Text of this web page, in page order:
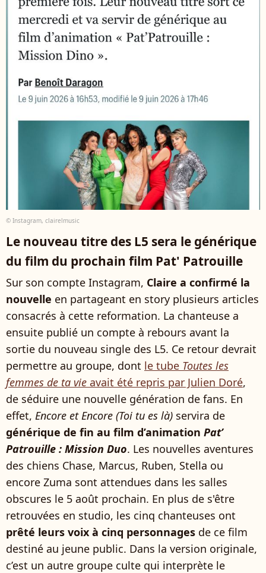
© Instagram, clairelmusic
Le nouveau titre des L5 sera le générique
du film du prochain film Pat' Patrouille
Sur son compte Instagram, Claire a confirmé la
nouvelle en partageant en story plusieurs articles
consacrés à cette reformation. La chanteuse a
ensuite publié un compte à rebours avant la
sortie du nouveau single des L5. Ce retour devrait
permettre au groupe, dont le tube Toutes les
femmes de ta vie avait été repris par Julien Doré,
de séduire une nouvelle génération de fans. En
effet, Encore et Encore (Toi tu es là) servira de
générique de fin au film d’animation Pat’
Patrouille : Mission Duo. Les nouvelles aventures
des chiens Chase, Marcus, Ruben, Stella ou
encore Zuma sont attendues dans les salles
obscures le 5 août prochain. En plus de s'être
retrouvées en studio, les cinq chanteuses ont
prêté leurs voix à cinq personnages de ce film
destiné au jeune public. Dans la version originale,
c’est un autre groupe culte qui interprète le